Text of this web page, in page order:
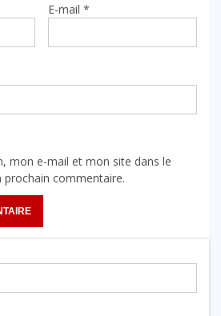
E-mail *
mon e-mail et mon site dans le
commentaire.